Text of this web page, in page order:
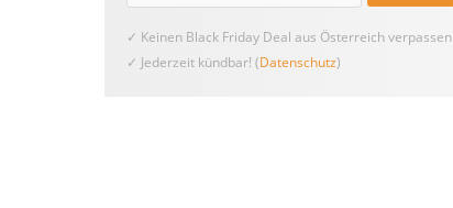
✓ Keinen Black Friday Deal aus Österreich verpassen
✓ Jederzeit kündbar! (Datenschutz)